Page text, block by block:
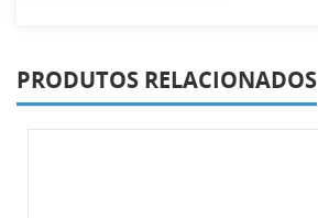
PRODUTOS RELACIONADOS